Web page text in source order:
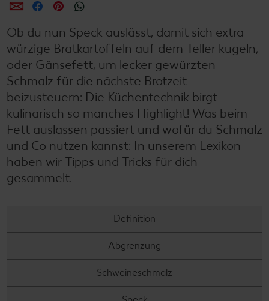
per E-Mail teilen
per Facebook teilen
per Pinterest teilen
Ob du nun Speck auslässt, damit sich extra
würzige Bratkartoffeln auf dem Teller kugeln,
oder Gänsefett, um lecker gewürzten
Schmalz für die nächste Brotzeit
beizusteuern: Die Küchentechnik birgt
kulinarisch so manches Highlight! Was beim
Fett auslassen passiert und wofür du Schmalz
und Co nutzen kannst: In unserem Lexikon
haben wir Tipps und Tricks für dich
gesammelt.
Definition
Abgrenzung
Schweineschmalz